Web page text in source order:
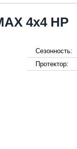
4x4 HP
Сезонность:
Протектор: